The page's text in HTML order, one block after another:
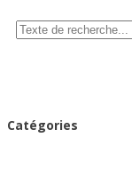
Catégories